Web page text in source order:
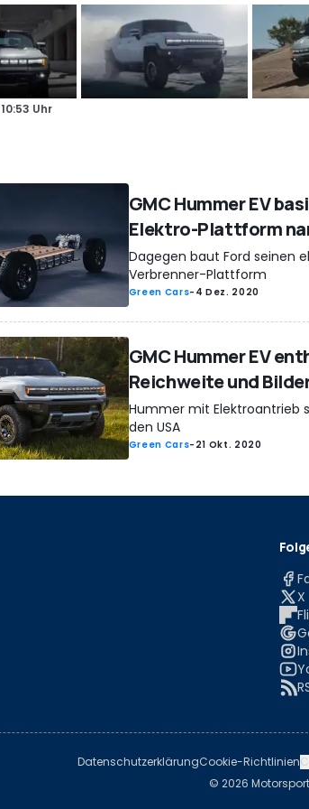
10:53 Uhr
GMC Hummer EV
Elektro-Plattform
Dagegen baut Ford seinen
Verbrenner-Plattform
Green Cars- 4 Dez. 2020
GMC Hummer EV
Reichweite und
Hummer mit Elektroantrieb
den USA
Green Cars- 21 Okt. 2020
X
DatenschutzerklärungCookie-Richtlinien
© 2026